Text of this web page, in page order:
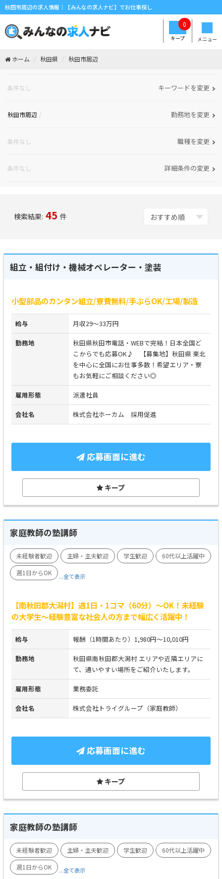
秋田市周辺の求人情報｜【みんなの求人ナビ】でお仕事探し
メニュー
キープ
0
ホーム 秋田県 秋田市周辺
条件なし キーワードを変更
秋田市周辺 勤務地を変更
条件なし 職種を変更
条件なし 詳細条件の変更
検索結果: 45 件
組立・組付け・機械オペレーター・塗装
小型部品のカンタン組立/寮費無料/手ぶらOK/工場/製造
給与 月収29～33万円
勤務地
秋田県秋田市電話・WEBで完結！日本全国ど
こからでも応募OK♪ 【募集地】秋田県 東北
を中心に全国にお仕事多数！希望エリア・寮
もお気軽にご相談ください◎
雇用形態 派遣社員
会社名 株式会社ホーカム 採用促進
応募画面に進む
キープ
家庭教師の塾講師
未経験者歓迎 主婦・主夫歓迎 学生歓迎
60代以上活躍中
週1日からOK
...全て表示
【南秋田郡大潟村】週1日・1コマ（60分）～OK！未経験
の大学生～経験豊富な社会人の方まで幅広く活躍中！
給与 報酬（1時間あたり）1,980円～10,010円
勤務地
秋田県南秋田郡大潟村 エリアや近隣エリアに
て、通いやすい場所をご紹介いたします。
雇用形態 業務委託
会社名 株式会社トライグループ（家庭教師）
応募画面に進む
キープ
家庭教師の塾講師
未経験者歓迎 主婦・主夫歓迎 学生歓迎
60代以上活躍中
週1日からOK
...全て表示